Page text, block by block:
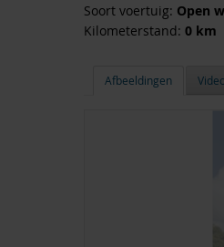
Soort voertuig: Open
Kilometerstand: 0 km
Afbeeldingen